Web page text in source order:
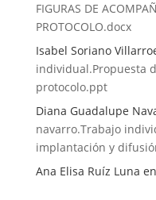
FIGURAS DE
PROTOCOLO.docx
Isabel Soriano
individual.Propuesta
protocolo.ppt
Diana Guadalupe
navarro.Trabajo
implantación y
Ana Elisa Ruíz Luna en